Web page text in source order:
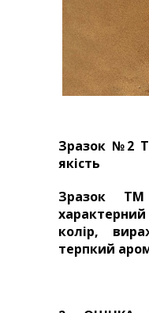
Зразок №2
якість
Зразок ТМ
колір,
терпкий